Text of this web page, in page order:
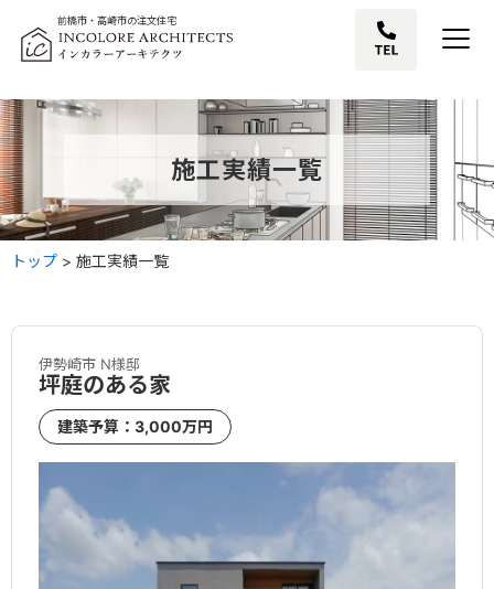
前橋市・高崎市の注文住宅
施工実績一覧
トップ > 施工実績一覧
伊勢崎市 N様邸
坪庭のある家
建築予算：3,000万円